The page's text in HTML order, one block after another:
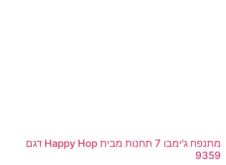
מתנפח ג'ימבו 7 תחנות מבית Happy Hop דגם
9359